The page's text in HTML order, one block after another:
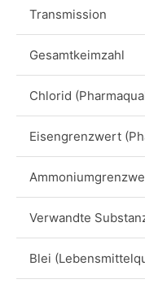
Transmission
Gesamtkeimzahl
Chlorid
Eisengrenzwert
Verwandte
Blei